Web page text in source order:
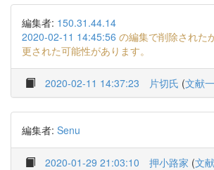
編集者: 150.31.44.14
2020-02-11 14:45:56 の編集で削除された
更された可能性があります。
2020-02-11 14:37:23 片切氏 (文献
編集者: Senu
2020-01-29 21:03:10 押小路家 (文